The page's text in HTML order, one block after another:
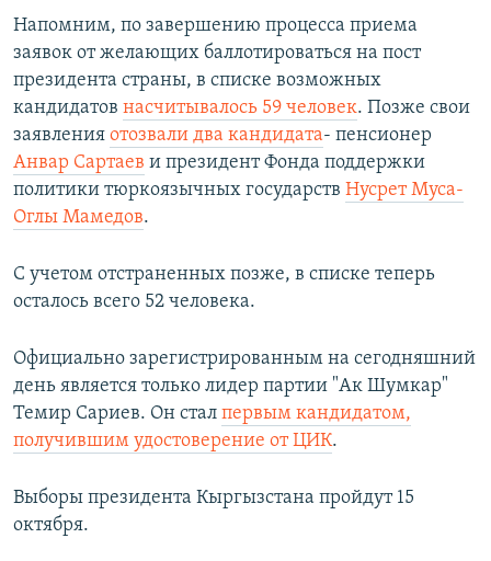
Напомним, по завершению процесса приема
заявок от желающих баллотироваться на пост
президента страны, в списке возможных
кандидатов насчитывалось 59 человек. Позже свои
заявления отозвали два кандидата- пенсионер
Анвар Сартаев и президент Фонда поддержки
политики тюркоязычных государств Нусрет Муса-
Оглы Мамедов.
С учетом отстраненных позже, в списке теперь
осталось всего 52 человека.
Официально зарегистрированным на сегодняшний
день является только лидер партии "Ак Шумкар"
Темир Сариев. Он стал первым кандидатом,
получившим удостоверение от ЦИК.
Выборы президента Кыргызстана пройдут 15
октября.